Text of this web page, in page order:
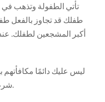
تأتي الطفولة وتذهب
طفلك قد تجاوز بالفعل
أكبر المشجعين لطفلك.
ليس عليك دائمًا مكافأتهم